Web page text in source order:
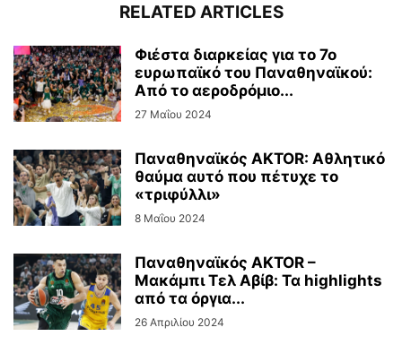
RELATED ARTICLES
Φιέστα διαρκείας για το 7ο
ευρωπαϊκό του Παναθηναϊκού:
Από το αεροδρόμιο...
27 Μαΐου 2024
Παναθηναϊκός AKTOR: Αθλητικό
θαύμα αυτό που πέτυχε το
«τριφύλλι»
8 Μαΐου 2024
Παναθηναϊκός AKTOR –
Μακάμπι Τελ Αβίβ: Τα highlights
από τα όργια...
26 Απριλίου 2024